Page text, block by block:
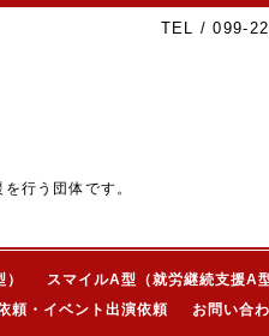
TEL / 099-
行う団体です。
スマイルA型（就労継続支援A型
頼・イベント出演依頼
お問い合